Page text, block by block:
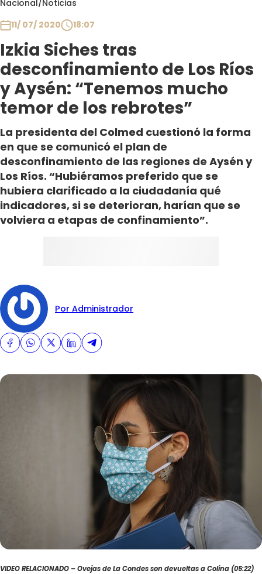
Nacional/Noticias
11/ 07/ 2020
18:07
Izkia Siches tras
desconfinamiento de Los Ríos
y Aysén: “Tenemos mucho
temor de los rebrotes”
La presidenta del Colmed cuestionó la forma
en que se comunicó el plan de
desconfinamiento de las regiones de Aysén y
Los Ríos. “Hubiéramos preferido que se
hubiera clarificado a la ciudadanía qué
indicadores, si se deterioran, harían que se
volviera a etapas de confinamiento”.
Por Administrador
VIDEO RELACIONADO – Ovejas de La Condes son devueltas a Colina (05:22)
Club De La Comedia
Contigo en Directo
Plan Perfecto
El Tiempo
Sabingo
Todos Los Programas